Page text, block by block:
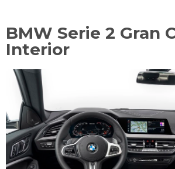
BMW Serie 2 Gran
Interior